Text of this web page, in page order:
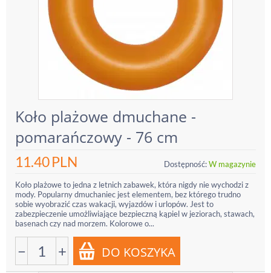
Koło plażowe dmuchane -
pomarańczowy - 76 cm
11.40PLN Dostępność:W magazynie
Koło plażowe to jedna z letnich zabawek, która nigdy nie wychodzi z
mody. Popularny dmuchaniec jest elementem, bez którego trudno
sobie wyobrazić czas wakacji, wyjazdów i urlopów. Jest to
zabezpieczenie umożliwiające bezpieczną kąpiel w jeziorach, stawach,
basenach czy nad morzem. Kolorowe o...
− +